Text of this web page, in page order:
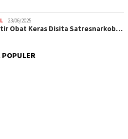
23/06/2025
Obat Keras Disita Satresnarkob…